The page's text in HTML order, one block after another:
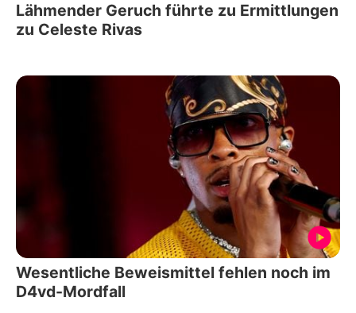
Lähmender Geruch führte zu Ermittlungen
zu Celeste Rivas
Wesentliche Beweismittel fehlen noch im
D4vd-Mordfall